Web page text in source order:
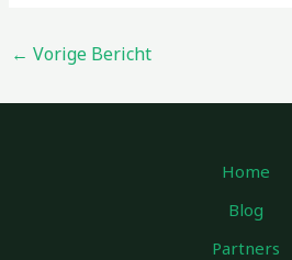
← Vorige Bericht
Home
Blog
Partners